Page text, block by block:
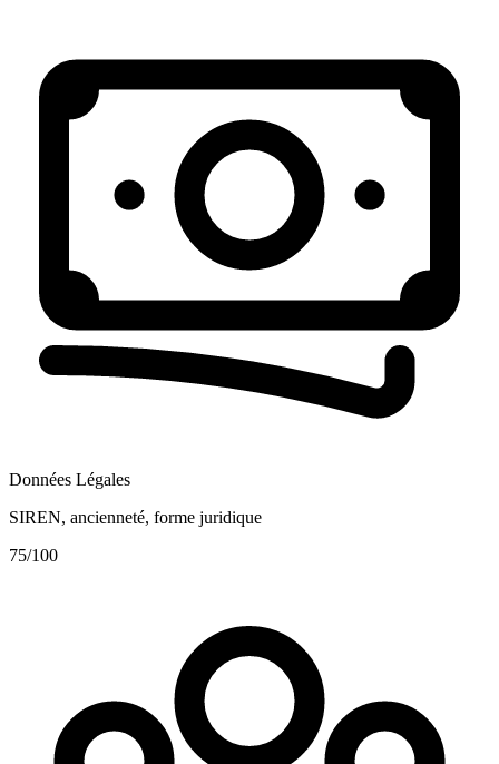
Données Légales
SIREN, ancienneté, forme juridique
75/100